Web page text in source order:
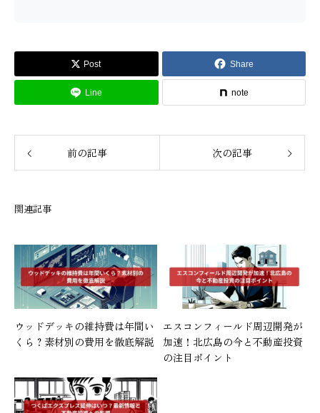
Post Share
Line note
前の記事 次の記事
関連記事
ウッドデッキの維持費は年間い
くら？素材別の費用を徹底解説
エスコンフィールド周辺開発が
加速！北広島の今と不動産投資
の注目ポイント